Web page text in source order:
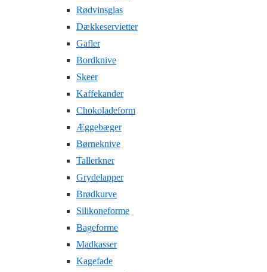
Rødvinsglas
Dækkeservietter
Gafler
Bordknive
Skeer
Kaffekander
Chokoladeform
Æggebæger
Børneknive
Tallerkner
Grydelapper
Brødkurve
Silikoneforme
Bageforme
Madkasser
Kagefade